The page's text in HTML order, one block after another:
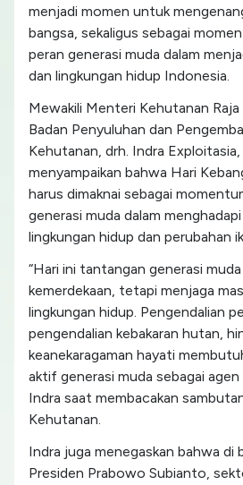
menjadi momen untuk
bangsa, sekaligus sebagai
peran generasi muda dalam
dan lingkungan hidup Indonesia.
Mewakili Menteri Kehutanan
Badan Penyuluhan dan
Kehutanan, drh. Indra
menyampaikan bahwa Hari
harus dimaknai sebagai
generasi muda dalam
lingkungan hidup dan perubahan
“Hari ini tantangan generasi
kemerdekaan, tetapi menjaga
lingkungan hidup. Pengendalian
pengendalian kebakaran hutan,
keanekaragaman hayati
aktif generasi muda sebagai agen
Indra saat membacakan
Kehutanan.
Indra juga menegaskan bahwa di
Presiden Prabowo Subianto,